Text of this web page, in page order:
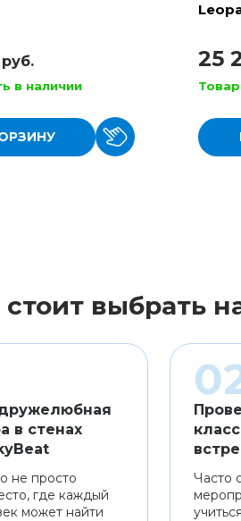
руб.
в наличии
25
выбрать
в стенах
не просто
где каждый
может найти
Часто